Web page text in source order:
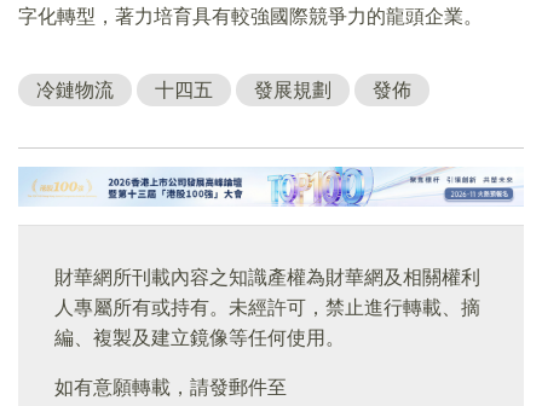
字化轉型，著力培育具有較強國際競爭力的龍頭企業。
冷鏈物流 十四五 發展規劃 發佈
財華網所刊載內容之知識產權為財華網及相關權利
人專屬所有或持有。未經許可，禁止進行轉載、摘
編、複製及建立鏡像等任何使用。
如有意願轉載，請發郵件至